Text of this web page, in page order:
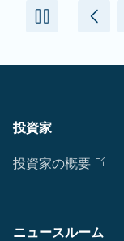
投資家
投資家の概要
ニュースルーム